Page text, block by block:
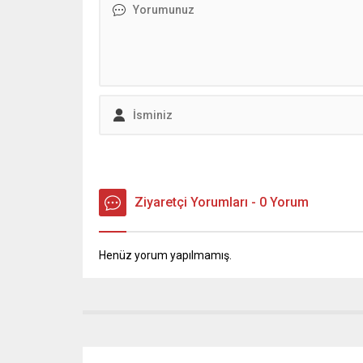
Zeytini’nin kalitesini artırmak ve
Ziyaretçi Yorumları - 0 Yorum
Henüz yorum yapılmamış.